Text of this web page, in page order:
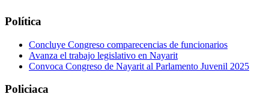
Política
Concluye Congreso comparecencias de funcionarios
Avanza el trabajo legislativo en Nayarit
Convoca Congreso de Nayarit al Parlamento Juvenil 2025
Policiaca